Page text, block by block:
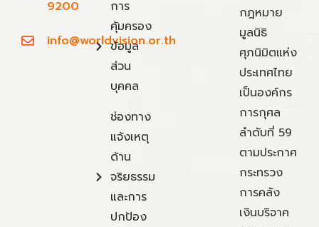
9200
info@worldvision.or.th
การ
คุ้มครอง
ข้อมูล
ส่วน
บุคคล
ช่องทาง
แจ้งเหตุ
ด้าน
จริยธรรม
และการ
ปกป้อง
กฎหมาย
มูลนิธิ
ศุภนิมิตแห่ง
ประเทศไทย
เป็นองค์กร
การกุศล
ลำดับที่ 59
ตามประกาศ
กระทรวง
การคลัง
เงินบริจาค